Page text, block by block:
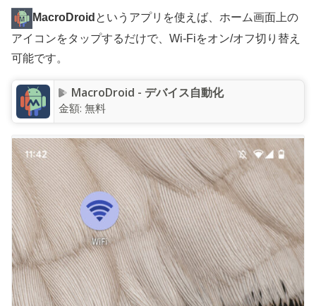
MacroDroid というアプリを使えば、ホーム画面上の
アイコンをタップするだけで、Wi-Fiをオン/オフ切り替え
可能です。
MacroDroid - デバイス自動化
金額: 無料